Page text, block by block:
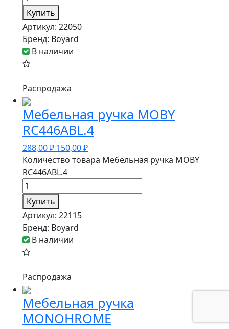
Купить
Артикул: 22050
Бренд: Boyard
В наличии
Распродажа
Мебельная ручка MOBY
RC446ABL.4
288,00₽ 150,00₽
Количество товара Мебельная ручка MOBY
RC446ABL.4
Купить
Артикул: 22115
Бренд: Boyard
В наличии
Распродажа
Мебельная ручка
MONOHROME